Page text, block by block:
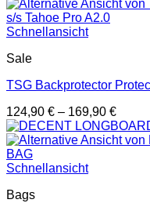
Schnellansicht
Sale
TSG Backprotector
124,90 € – 169,90 €
Schnellansicht
Bags